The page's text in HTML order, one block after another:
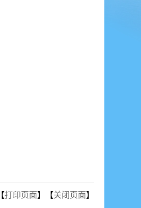
【打印页面】【关闭页面】